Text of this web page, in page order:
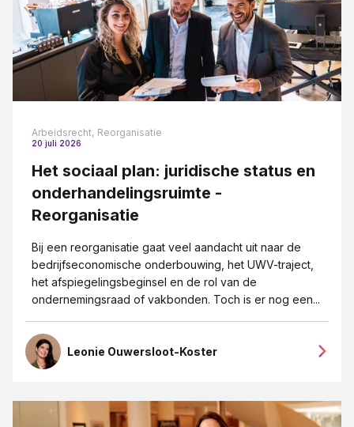
Arbeidsovereenkomst
Arbeidsrecht
Bestuursrecht
Bouwrecht
Civiel bouwrecht
Contract en proces
Eigendoms- en merkenrecht
Erfrecht
Fusies en overnames
Goede overeenkomsten blogreeks
Grensoverschrijdendgedrag
Groeipijn blogreeks
Arbeidsrecht, Reorganisatie
20 juli 2026
Het sociaal plan: juridische status en
onderhandelingsruimte -
Reorganisatie
Bij een reorganisatie gaat veel aandacht uit naar de
bedrijfseconomische onderbouwing, het UWV-traject,
het afspiegelingsbeginsel en de rol van de
ondernemingsraad of vakbonden. Toch is er nog een...
Leonie Ouwersloot-Koster